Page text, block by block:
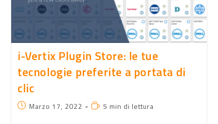
i-Vertix Plugin Store: le tue
tecnologie preferite a portata di
clic
Marzo 17, 2022 5 min di lettura